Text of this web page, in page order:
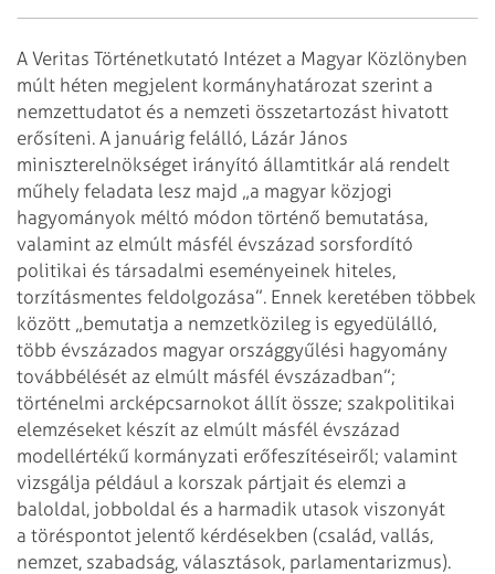
A Veritas Történetkutató Intézet a Magyar Közlönyben
múlt héten megjelent kormányhatározat szerint a
nemzettudatot és a nemzeti összetartozást hivatott
erősíteni. A januárig felálló, Lázár János
miniszterelnökséget irányító államtitkár alá rendelt
műhely feladata lesz majd „a magyar közjogi
hagyományok méltó módon történő bemutatása,
valamint az elmúlt másfél évszázad sorsfordító
politikai és társadalmi eseményeinek hiteles,
torzításmentes feldolgozása”. Ennek keretében többek
között „bemutatja a nemzetközileg is egyedülálló,
több évszázados magyar országgyűlési hagyomány
továbbélését az elmúlt másfél évszázadban”;
történelmi arcképcsarnokot állít össze; szakpolitikai
elemzéseket készít az elmúlt másfél évszázad
modellértékű kormányzati erőfeszítéseiről; valamint
vizsgálja például a korszak pártjait és elemzi a
baloldal, jobboldal és a harmadik utasok viszonyát
a töréspontot jelentő kérdésekben (család, vallás,
nemzet, szabadság, választások, parlamentarizmus).